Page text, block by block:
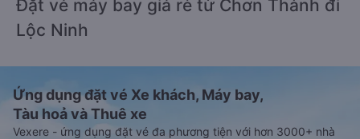
Đặt vé máy bay giá rẻ từ Chơn Thành đi
Lộc Ninh
Ứng dụng đặt vé Xe khách, Máy bay,
Tàu hoả và Thuê xe
Vexere - ứng dụng đặt vé đa phương tiện với hơn 3000+ nhà